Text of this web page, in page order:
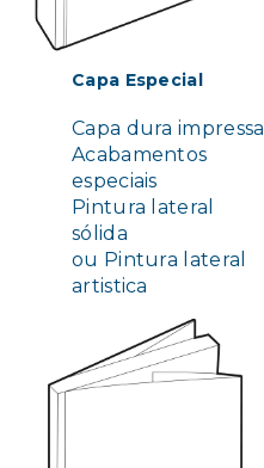
Capa Especial
Capa dura impressa
Acabamentos
especiais
Pintura lateral
sólida
ou Pintura lateral
artistica